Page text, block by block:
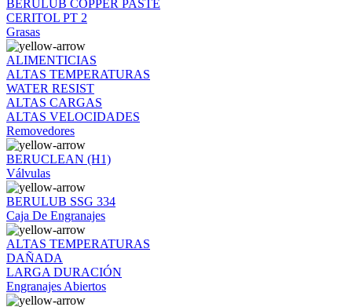
BERULUB COPPER PASTE
CERITOL PT 2
Grasas
ALIMENTICIAS
ALTAS TEMPERATURAS
WATER RESIST
ALTAS CARGAS
ALTAS VELOCIDADES
Removedores
BERUCLEAN (H1)
Válvulas
BERULUB SSG 334
Caja De Engranajes
ALTAS TEMPERATURAS
DAÑADA
LARGA DURACIÓN
Engranajes Abiertos